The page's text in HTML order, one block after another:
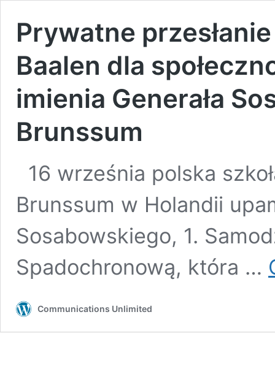
Prywatne
Baalen dla
imienia Generała
Brunssum
16 września polska
Brunssum w Holandii
Sosabowskiego, 1.
Spadochronową, która …
Communications Unlimited